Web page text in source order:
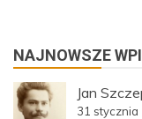
NAJNOWSZE
Jan
31 stycznia